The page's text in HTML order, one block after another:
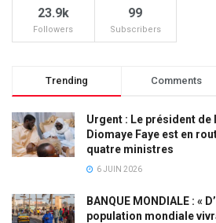
23.9k
Followers
99
Subscribers
Trending Comments
Urgent : Le président
Diomaye Faye est en
quatre ministres
6 JUIN 2026
BANQUE MONDIALE : «
population mondiale